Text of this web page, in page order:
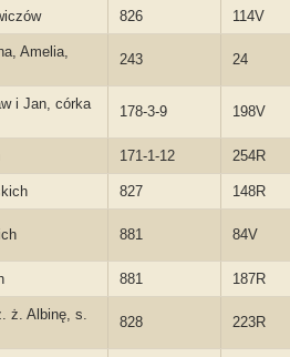
826 114V
Amelia,
243 24
i Jan, córka
178-3-9 198V
171-1-12 254R
827 148R
881 84V
881 187R
ż. Albinę, s.
828 223R